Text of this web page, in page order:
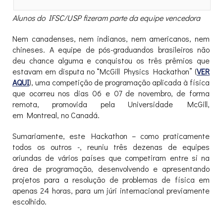
Alunos do IFSC/USP fizeram parte da equipe vencedora
Nem canadenses, nem indianos, nem americanos, nem
chineses. A equipe de pós-graduandos brasileiros não
deu chance alguma e conquistou os três prêmios que
estavam em disputa no “McGill Physics Hackathon” (VER
AQUI), uma competição de programação aplicada à física
que ocorreu nos dias 06 e 07 de novembro, de forma
remota, promovida pela Universidade McGill,
em Montreal, no Canadá.
Sumariamente, este Hackathon – como praticamente
todos os outros -, reuniu três dezenas de equipes
oriundas de vários países que competiram entre si na
área de programação, desenvolvendo e apresentando
projetos para a resolução de problemas de física em
apenas 24 horas, para um júri internacional previamente
escolhido.